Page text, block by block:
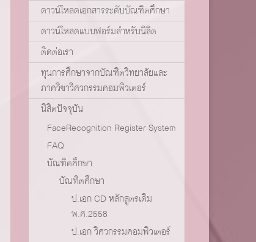
ดาวน์โหลดเอกสารระดับบัณฑิตศึกษา
ดาวน์โหลดแบบฟอร์มสำหรับนิสิต
ติดต่อเรา
ทุนการศึกษาจากบัณฑิตวิทยาลัยและ
ภาควิชาวิศวกรรมคอมพิวเตอร์
นิสิตปัจจุบัน
FaceRecognition Register System
FAQ
บัณฑิตศึกษา
บัณฑิตศึกษา
ป.เอก CD หลักสูตรเดิม
พ.ศ.2558
ป.เอก วิศวกรรมคอมพิวเตอร์